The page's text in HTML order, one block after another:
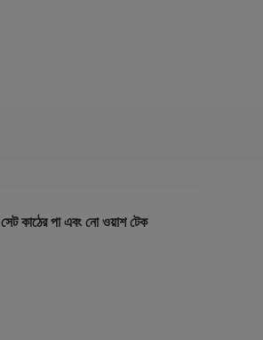
কাঠের পা এবং নো ওয়াশ টেক